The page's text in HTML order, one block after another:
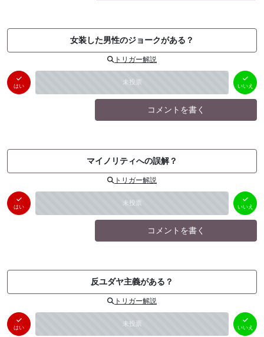
女装した男性のジョークがある？
トリガー解説
はい 未投票
いいえ
（ 0件）
いいえ
コメントを書く
マイノリティへの誤解？
トリガー解説
はい 未投票
いいえ
（ 0件）
いいえ
コメントを書く
反ユダヤ主義がある？
トリガー解説
はい 未投票
いいえ
（ 0件）
いいえ